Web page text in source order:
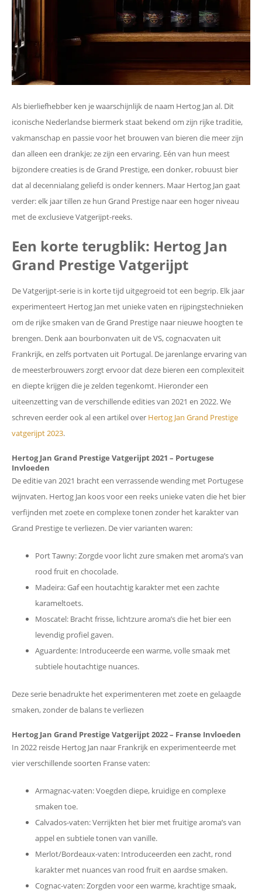
Als bierliefhebber ken je waarschijnlijk de naam Hertog Jan al. Dit
iconische Nederlandse biermerk staat bekend om zijn rijke traditie,
vakmanschap en passie voor het brouwen van bieren die meer zijn
dan alleen een drankje; ze zijn een ervaring. Eén van hun meest
bijzondere creaties is de Grand Prestige, een donker, robuust bier
dat al decennialang geliefd is onder kenners. Maar Hertog Jan gaat
verder: elk jaar tillen ze hun Grand Prestige naar een hoger niveau
met de exclusieve Vatgerijpt-reeks.
Een korte terugblik: Hertog Jan
Grand Prestige Vatgerijpt
De Vatgerijpt-serie is in korte tijd uitgegroeid tot een begrip. Elk jaar
experimenteert Hertog Jan met unieke vaten en rijpingstechnieken
om de rijke smaken van de Grand Prestige naar nieuwe hoogten te
brengen. Denk aan bourbonvaten uit de VS, cognacvaten uit
Frankrijk, en zelfs portvaten uit Portugal. De jarenlange ervaring van
de meesterbrouwers zorgt ervoor dat deze bieren een complexiteit
en diepte krijgen die je zelden tegenkomt. Hieronder een
uiteenzetting van de verschillende edities van 2021 en 2022. We
schreven eerder ook al een artikel over Hertog Jan Grand Prestige
vatgerijpt 2023.
Hertog Jan Grand Prestige Vatgerijpt 2021 – Portugese
Invloeden
De editie van 2021 bracht een verrassende wending met Portugese
wijnvaten. Hertog Jan koos voor een reeks unieke vaten die het bier
verfijnden met zoete en complexe tonen zonder het karakter van
Grand Prestige te verliezen. De vier varianten waren:
Port Tawny: Zorgde voor licht zure smaken met aroma’s van
rood fruit en chocolade.
Madeira: Gaf een houtachtig karakter met een zachte
karameltoets.
Moscatel: Bracht frisse, lichtzure aroma’s die het bier een
levendig profiel gaven.
Aguardente: Introduceerde een warme, volle smaak met
subtiele houtachtige nuances.
Deze serie benadrukte het experimenteren met zoete en gelaagde
smaken, zonder de balans te verliezen​
Hertog Jan Grand Prestige Vatgerijpt 2022 – Franse Invloeden
In 2022 reisde Hertog Jan naar Frankrijk en experimenteerde met
vier verschillende soorten Franse vaten:
Armagnac-vaten: Voegden diepe, kruidige en complexe
smaken toe.
Calvados-vaten: Verrijkten het bier met fruitige aroma’s van
appel en subtiele tonen van vanille.
Merlot/Bordeaux-vaten: Introduceerden een zacht, rond
karakter met nuances van rood fruit en aardse smaken.
Cognac-vaten: Zorgden voor een warme, krachtige smaak,